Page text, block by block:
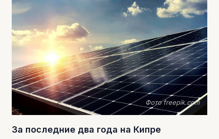
Фото freepik.com
За последние два года на Кипре